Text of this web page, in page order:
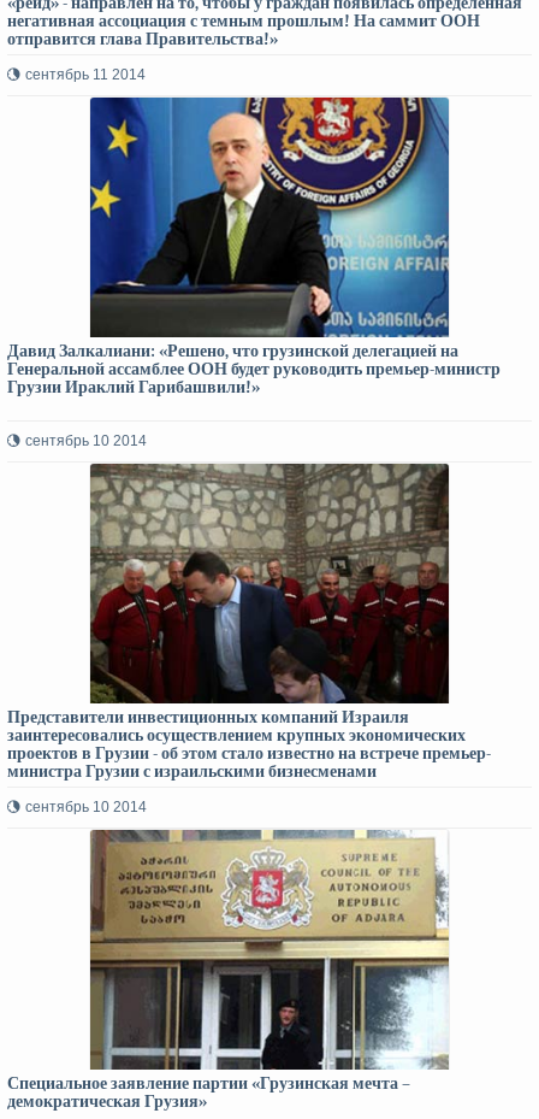
негативная ассоциация с темным прошлым! На саммит ООН
отправится глава Правительства!»
сентябрь 11 2014
Давид Залкалиани: «Решено, что грузинской делегацией на
Генеральной ассамблее ООН будет руководить премьер-министр
Грузии Ираклий Гарибашвили!»
сентябрь 10 2014
Представители инвестиционных компаний Израиля
заинтересовались осуществлением крупных экономических
проектов в Грузии - об этом стало известно на встрече премьер-
министра Грузии с израильскими бизнесменами
сентябрь 10 2014
Специальное заявление партии «Грузинская мечта –
демократическая Грузия»